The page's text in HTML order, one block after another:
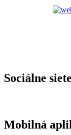
Sociálne siete
Mobilná